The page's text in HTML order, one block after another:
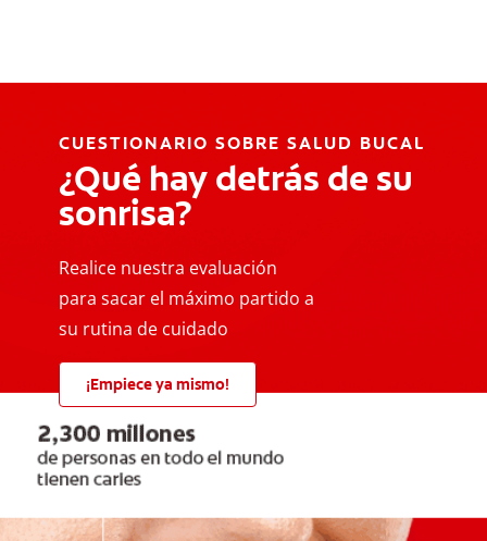
CUESTIONARIO SOBRE SALUD BUCAL
¿Qué hay detrás de su
sonrisa?
Realice nuestra evaluación
para sacar el máximo partido a
su rutina de cuidado
¡Empiece ya mismo!